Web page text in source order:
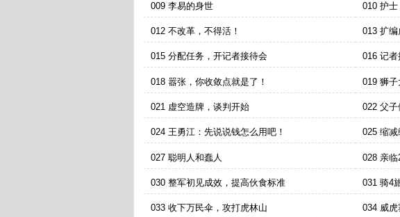
009 李易的身世 010 护
012 不改革，不得活！ 013 扩
015 分配任务，开记者接待会 016 记
018 嚣张，你收敛点就是了！ 019 狮子
021 虚空造牌，谈判开始 022 父子
024 王勇江：先说说钱怎么用吧！ 025 缩
027 聪明人和蠢人 028 亲
030 整军初见成效，提高伙食标准 031 骑4
033 收下万民伞，攻打虎林山 034 威